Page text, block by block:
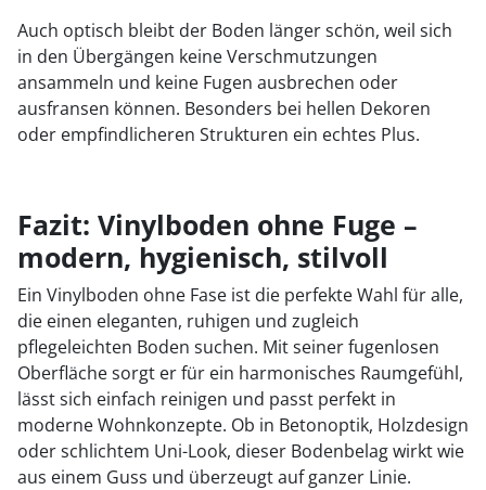
Auch optisch bleibt der Boden länger schön, weil sich
in den Übergängen keine Verschmutzungen
ansammeln und keine Fugen ausbrechen oder
ausfransen können. Besonders bei hellen Dekoren
oder empfindlicheren Strukturen ein echtes Plus.
Fazit: Vinylboden ohne Fuge –
modern, hygienisch, stilvoll
Ein Vinylboden ohne Fase ist die perfekte Wahl für alle,
die einen eleganten, ruhigen und zugleich
pflegeleichten Boden suchen. Mit seiner fugenlosen
Oberfläche sorgt er für ein harmonisches Raumgefühl,
lässt sich einfach reinigen und passt perfekt in
moderne Wohnkonzepte. Ob in Betonoptik, Holzdesign
oder schlichtem Uni-Look, dieser Bodenbelag wirkt wie
aus einem Guss und überzeugt auf ganzer Linie.